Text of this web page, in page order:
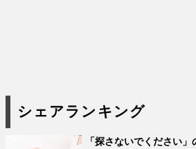
シェアランキング
「探さないでください